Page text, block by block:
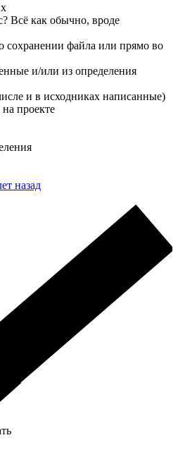
Всё как обычно, вроде
сохранении файла или прямо во
и/или из определения
и в исходниках написанные)
на проекте
назад